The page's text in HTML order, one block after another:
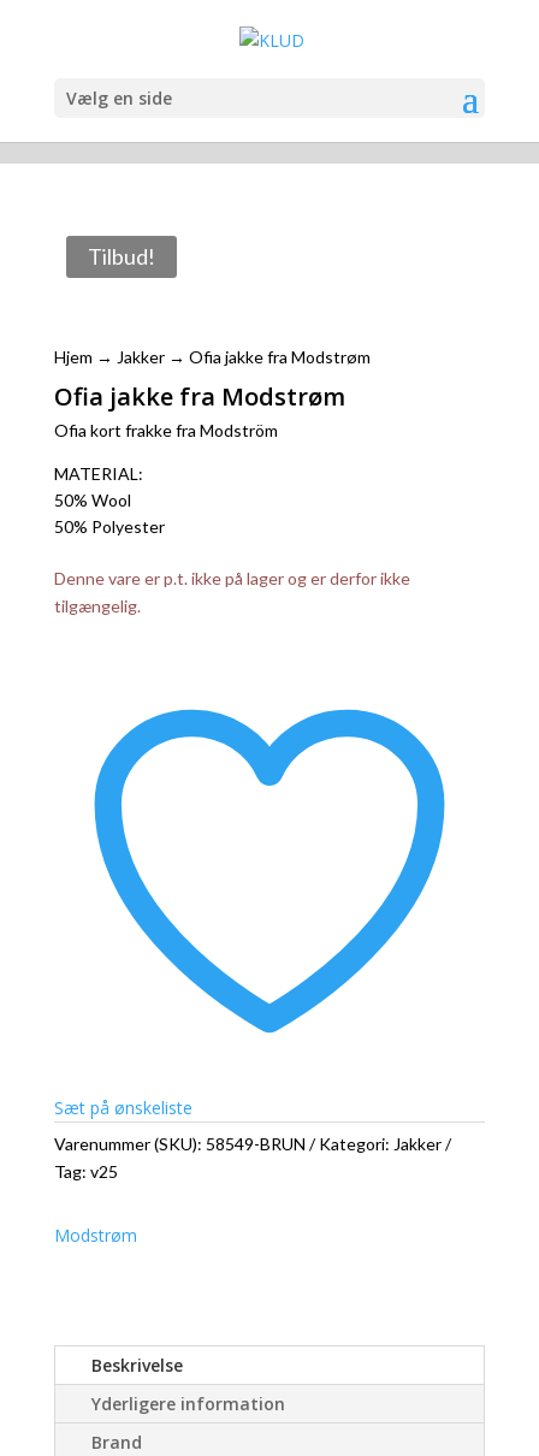
Vælg en side
Tilbud!
Hjem → Jakker→ Ofia jakke fra Modstrøm
Ofia jakke fra Modstrøm
Ofia kort frakke fra Modström
MATERIAL:
50% Wool
50% Polyester
Denne vare er p.t. ikke på lager og er derfor ikke
tilgængelig.
Sæt på ønskeliste
Varenummer (SKU): 58549-BRUN Kategori: Jakker
Tag: v25
Modstrøm
Beskrivelse
Yderligere information
Brand